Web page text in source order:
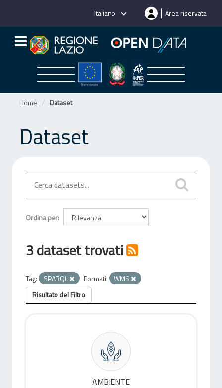
Italiano Area riservata
Home Dataset
Dataset
Ordina per
3 dataset trovati
Tag: SPARQL Formati:
WMS
Risultato del Filtro
AMBIENTE